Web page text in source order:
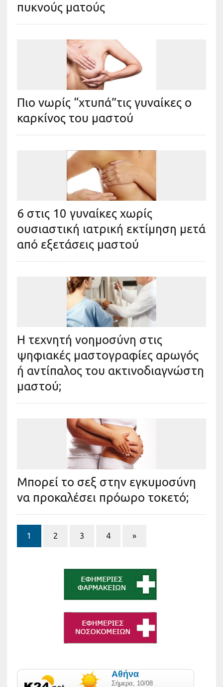
πυκνούς ματούς
Πιο νωρίς “χτυπά”τις γυναίκες ο
καρκίνος του μαστού
6 στις 10 γυναίκες χωρίς
ουσιαστική ιατρική εκτίμηση μετά
από εξετάσεις μαστού
Η τεχνητή νοημοσύνη στις
ψηφιακές μαστογραφίες αρωγός
ή αντίπαλος του ακτινοδιαγνώστη
μαστού;
Μπορεί το σεξ στην εγκυμοσύνη
να προκαλέσει πρόωρο τοκετό;
1 2 3 4 »